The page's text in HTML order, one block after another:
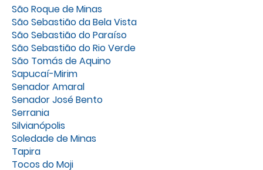
São Roque de Minas
São Sebastião da Bela Vista
São Sebastião do Paraíso
São Sebastião do Rio Verde
São Tomás de Aquino
Sapucaí-Mirim
Senador Amaral
Senador José Bento
Serrania
Silvianópolis
Soledade de Minas
Tapira
Tocos do Moji